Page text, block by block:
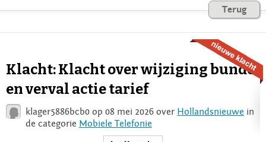
Consumentenrecht
Voor Bedrijven
Login
Terug
Klacht: Klacht over wijziging bundel
en verval actie tarief
klager5886bcb0 op 08 mei 2026 over Hollandsnieuwe in
de categorie Mobiele Telefonie